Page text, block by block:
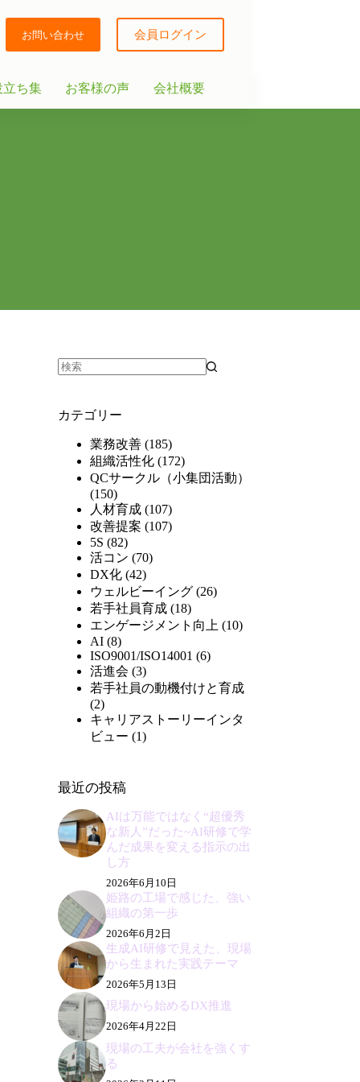
お問い合わせ 会員ログイン
立ち集 お客様の声 会社概要
カテゴリー
業務改善(185)
組織活性化(172)
QCサークル（小集団活動）
(150)
人材育成(107)
改善提案 (107)
5S (82)
活コン (70)
DX化(42)
ウェルビーイング(26)
若手社員育成(18)
エンゲージメント向上 (10)
AI(8)
ISO9001/ISO14001 (6)
活進会 (3)
若手社員の動機付けと育成
(2)
キャリアストーリーインタ
ビュー (1)
最近の投稿
AIは万能ではなく“超優秀
な新人”だった~AI研修で学
んだ成果を変える指示の出
し方
2026年6月10日
姫路の工場で感じた、強い
組織の第一歩
2026年6月2日
生成AI研修で見えた、現場
から生まれた実践テーマ
2026年5月13日
現場から始めるDX推進
2026年4月22日
現場の工夫が会社を強くす
る